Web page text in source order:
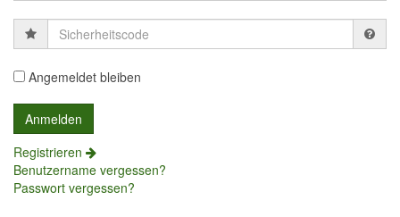
Sicherheitscode
Angemeldet bleiben
Registrieren
Benutzername vergessen?
Passwort vergessen?